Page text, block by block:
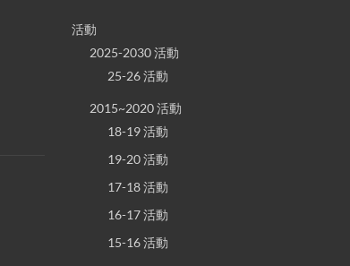
活動
2025-2030 活動
25-26 活動
2015~2020 活動
18-19 活動
19-20 活動
17-18 活動
16-17 活動
15-16 活動